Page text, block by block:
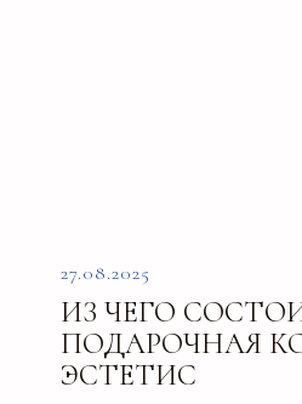
27.08.2025
ИЗ ЧЕГО
ПОДАРОЧНАЯ
ЭСТЕТИС